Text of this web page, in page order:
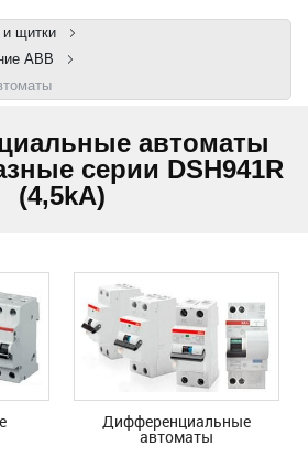
щитки
ABB
автоматы
серии DSH941R
(4,5kA)
Дифференциальные
автоматы